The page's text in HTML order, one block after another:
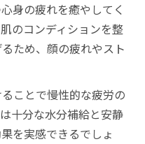
身の疲れを癒やしてく
のコンディションを整
ため、顔の疲れやスト
ことで慢性的な疲労の
十分な水分補給と安静
を実感できるでしょ